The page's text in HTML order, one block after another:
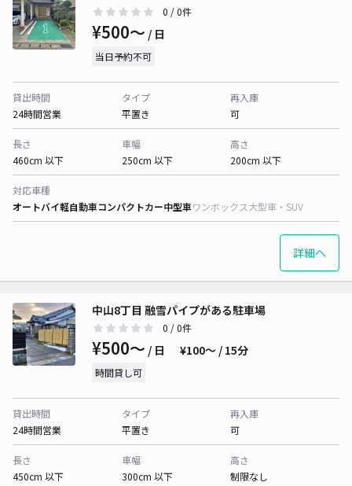
0 / 0件
¥500〜 / 日
当日予約不可
貸出時間
24時間営業
タイプ
平置き
再入庫
可
長さ
460cm 以下
車幅
250cm 以下
高さ
200cm 以下
対応車種
オートバイ軽自動車コンパクトカー中型車ワンボックス大型車・SUV
詳細へ
中山8丁目 融雪パイプがある駐車場
0 / 0件
¥500〜 / 日 ¥100〜 / 15分
時間貸し可
貸出時間
24時間営業
タイプ
平置き
再入庫
可
長さ
450cm 以下
車幅
300cm 以下
高さ
制限なし